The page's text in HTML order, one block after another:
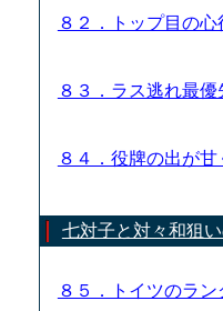
８２．トップ目の
８３．ラス逃れ最
８４．役牌の出が
七対子と対々和狙
８５．トイツのラ